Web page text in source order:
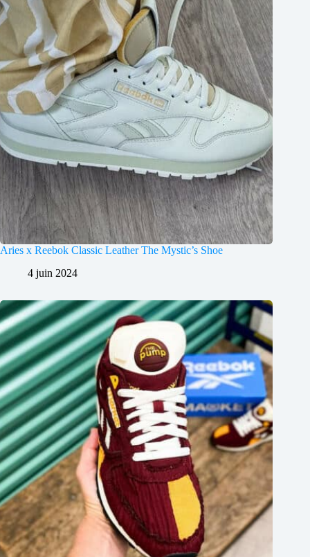
Aries x Reebok Classic Leather The Mystic’s Shoe
4 juin 2024